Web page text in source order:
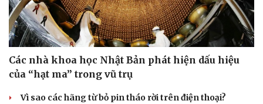
Các nhà khoa học Nhật Bản phát hiện dấu hiệu
của “hạt ma” trong vũ trụ
Vì sao các hãng từ bỏ pin tháo rời trên điện thoại?